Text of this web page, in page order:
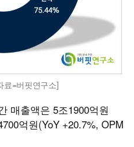
료=버핏연구소]
매출액은 5조1900억원
억원(YoY +20.7%, OPM